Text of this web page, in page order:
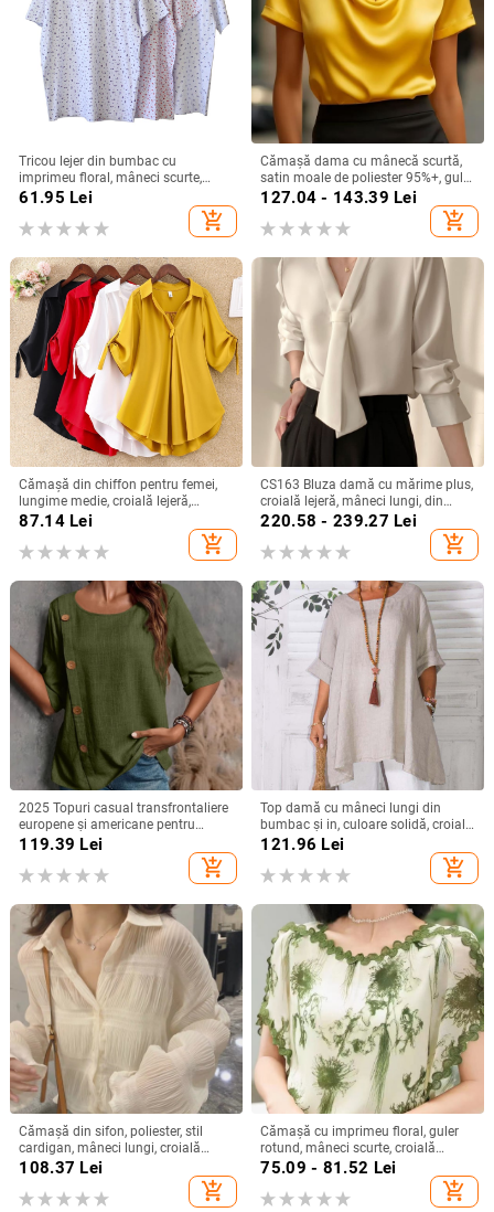
Tricou lejer din bumbac cu
imprimeu floral, mâneci scurte,
guler rotund, croială lejeră
61.95 Lei
add_shopping_cart
Cămașă dama cu mânecă scurtă,
satin moale de poliester 95%+, guler
turn-down, pull-over, lungime
regular, stil elegant pentru deplasări
zilnice
127.04 - 143.39 Lei
add_shopping_cart
Cămașă din chiffon pentru femei,
lungime medie, croială lejeră,
mâneci scurte, model uni, conținut
87.14Lei
add_shopping_cart
CS163 Bluza damă cu mărime plus,
croială lejeră, mâneci lungi, din
șifon cu șnur, top office de bază
220.58 - 239.27 Lei
add_shopping_cart
2025 Topuri casual transfrontaliere
europene și americane pentru
femei, din bumbac și in, cu nasturi,
119.39 Lei
add_shopping_cart
Top damă cu mâneci lungi din
bumbac și in, culoare solidă, croială
lejeră, guler rotund, detalii de
121.96 Lei
add_shopping_cart
Cămașă din sifon, poliester, stil
cardigan, mâneci lungi, croială
lejeră
108.37 Lei
add_shopping_cart
Cămașă cu imprimeu floral, guler
rotund, mâneci scurte, croială
relaxată, țesătură spandex (50–
75.09 - 81.52 Lei
add_shopping_cart